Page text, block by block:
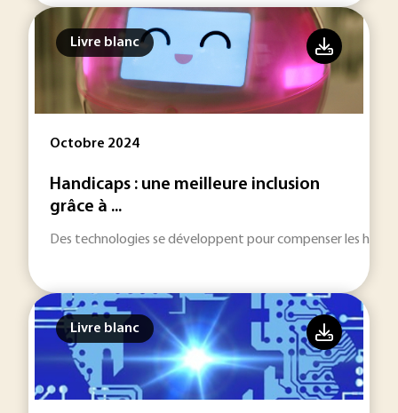
Livre blanc
Octobre 2024
Handicaps : une meilleure inclusion
grâce à ...
Des technologies se développent pour compenser les
Livre blanc